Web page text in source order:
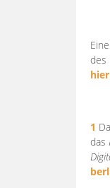
des
hier
1
das